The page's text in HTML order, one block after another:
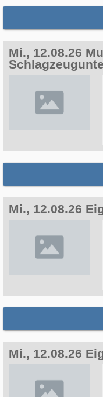
Mi., 12.08.26
Mi., 12.08.26
Mi., 12.08.26